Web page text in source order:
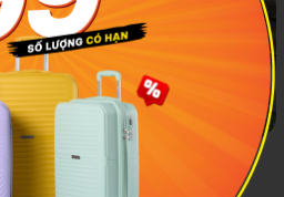
rất bình yên, tĩnh lặng